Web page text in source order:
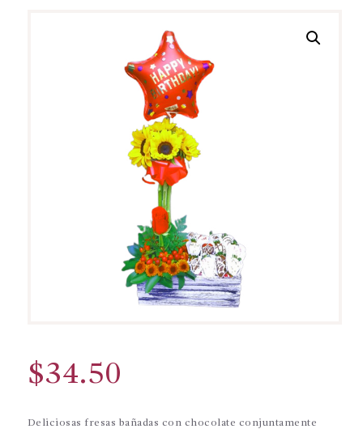
CONTÁCTENOS
$34.50
Deliciosas fresas bañadas con chocolate conjuntamente